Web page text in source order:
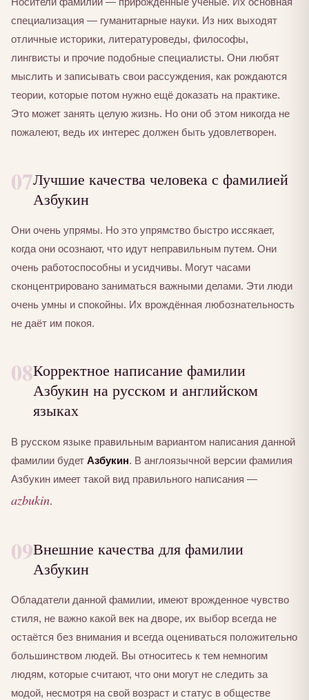
специализация — гуманитарные науки. Из них выходят
отличные историки, литературоведы, философы,
лингвисты и прочие подобные специалисты. Они любят
мыслить и записывать свои рассуждения, как рождаются
теории, которые потом нужно ещё доказать на практике.
Это может занять целую жизнь. Но они об этом никогда не
пожалеют, ведь их интерес должен быть удовлетворен.
07Лучшие качества человека с фамилией
Азбукин
Они очень упрямы. Но это упрямство быстро иссякает,
когда они осознают, что идут неправильным путем. Они
очень работоспособны и усидчивы. Могут часами
сконцентрировано заниматься важными делами. Эти люди
очень умны и спокойны. Их врождённая любознательность
не даёт им покоя.
08Корректное написание фамилии
Азбукин на русском и английском
языках
В русском языке правильным вариантом написания данной
фамилии будет Азбукин. В англоязычной версии фамилия
Азбукин имеет такой вид правильного написания —
azbukin.
09Внешние качества для фамилии
Азбукин
Обладатели данной фамилии, имеют врожденное чувство
стиля, не важно какой век на дворе, их выбор всегда не
остаётся без внимания и всегда оцениваться положительно
большинством людей. Вы относитесь к тем немногим
людям, которые считают, что они могут не следить за
модой, несмотря на свой возраст и статус в обществе